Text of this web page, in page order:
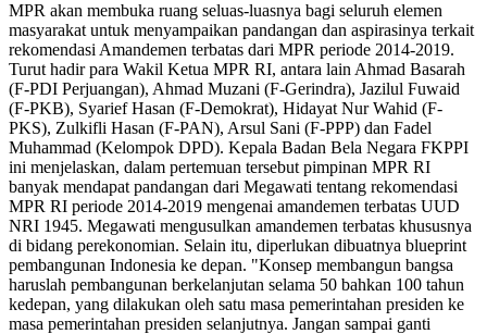
MPR akan membuka ruang seluas-luasnya bagi seluruh elemen
masyarakat untuk menyampaikan pandangan dan aspirasinya terkait
rekomendasi Amandemen terbatas dari MPR periode 2014-2019.
Turut hadir para Wakil Ketua MPR RI, antara lain Ahmad Basarah
(F-PDI Perjuangan), Ahmad Muzani (F-Gerindra), Jazilul Fuwaid
(F-PKB), Syarief Hasan (F-Demokrat), Hidayat Nur Wahid (F-
PKS), Zulkifli Hasan (F-PAN), Arsul Sani (F-PPP) dan Fadel
Muhammad (Kelompok DPD). Kepala Badan Bela Negara FKPPI
ini menjelaskan, dalam pertemuan tersebut pimpinan MPR RI
banyak mendapat pandangan dari Megawati tentang rekomendasi
MPR RI periode 2014-2019 mengenai amandemen terbatas UUD
NRI 1945. Megawati mengusulkan amandemen terbatas khususnya
di bidang perekonomian. Selain itu, diperlukan dibuatnya blueprint
pembangunan Indonesia ke depan. "Konsep membangun bangsa
haruslah pembangunan berkelanjutan selama 50 bahkan 100 tahun
kedepan, yang dilakukan oleh satu masa pemerintahan presiden ke
masa pemerintahan presiden selanjutnya. Jangan sampai ganti